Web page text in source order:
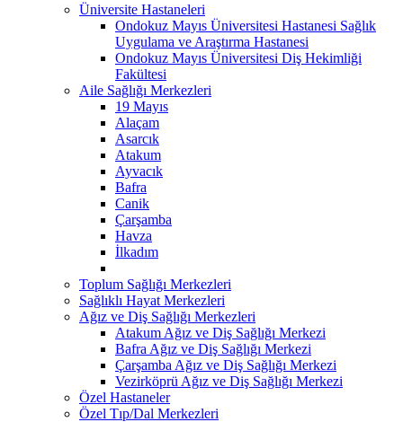
Üniversite Hastaneleri
Ondokuz Mayıs Üniversitesi Hastanesi Sağlık
Uygulama ve Araştırma Hastanesi
Ondokuz Mayıs Üniversitesi Diş Hekimliği
Fakültesi
Aile Sağlığı Merkezleri
19 Mayıs
Alaçam
Asarcık
Atakum
Ayvacık
Bafra
Canik
Çarşamba
Havza
İlkadım
Toplum Sağlığı Merkezleri
Sağlıklı Hayat Merkezleri
Ağız ve Diş Sağlığı Merkezleri
Atakum Ağız ve Diş Sağlığı Merkezi
Bafra Ağız ve Diş Sağlığı Merkezi
Çarşamba Ağız ve Diş Sağlığı Merkezi
Vezirköprü Ağız ve Diş Sağlığı Merkezi
Özel Hastaneler
Özel Tıp/Dal Merkezleri